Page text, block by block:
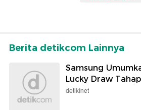
Berita detikcom Lainnya
Samsung
Lucky Draw
detikInet